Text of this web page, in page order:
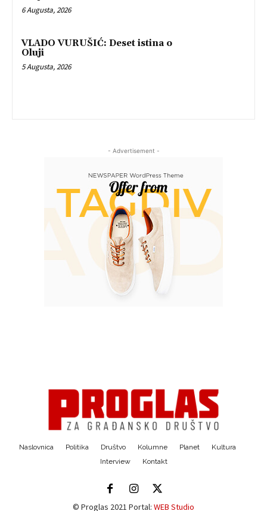
6 Augusta, 2026
VLADO VURUŠIĆ: Deset istina o
Oluji
5 Augusta, 2026
- Advertisement -
Naslovnica Politika Društvo Kolumne Planet
Kultura
Interview
Kontakt
© Proglas 2021 Portal: WEB Studio